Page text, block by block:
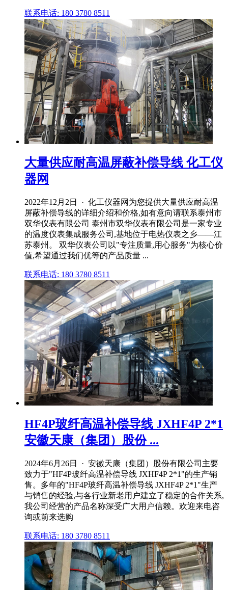
联系电话: 180 3780 8511
大量供应耐高温屏蔽补偿导线 化工仪
器网
2022年12月2日 · 化工仪器网为您提供大量供应耐高温
屏蔽补偿导线的详细介绍和价格,如有意向请联系泰州市
双华仪表有限公司 泰州市双华仪表有限公司是一家专业
的温度仪表集成服务公司,基地位于电热仪表之乡——江
苏泰州。 双华仪表公司以"专注质量,用心服务"为核心价
值,希望通过我们优等的产品质量 ...
联系电话: 180 3780 8511
HF4P玻纤高温补偿导线 JXHF4P 2*1
安徽天康（集团）股份 ...
2024年6月26日 · 安徽天康（集团）股份有限公司主要
致力于"HF4P玻纤高温补偿导线 JXHF4P 2*1"的生产销
售。多年的"HF4P玻纤高温补偿导线 JXHF4P 2*1"生产
与销售的经验,与各行业新老用户建立了稳定的合作关系,
我公司经营的产品名称深受广大用户信赖。欢迎来电咨
询或前来选购
联系电话: 180 3780 8511